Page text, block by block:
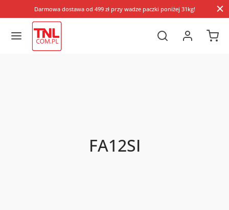
Darmowa dostawa od 499 zł przy wadze paczki poniżej 31kg!
FA12SI